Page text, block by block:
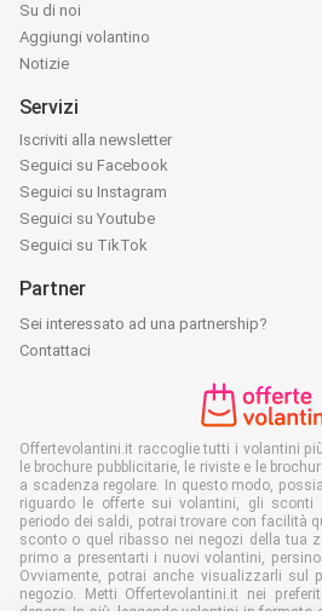
Su di noi
Aggiungi volantino
Notizie
Servizi
Iscriviti alla newsletter
Seguici su Facebook
Seguici su Instagram
Seguici su Youtube
Seguici su TikTok
Partner
Sei interessato ad una partnership?
Contattaci
Offertevolantini.it raccoglie tutti i volantini
le brochure pubblicitarie, le riviste e le
a scadenza regolare. In questo modo,
riguardo le offerte sui volantini, gli sconti
periodo dei saldi, potrai trovare con facilità
sconto o quel ribasso nei negozi della tua
primo a presentarti i nuovi volantini,
Ovviamente, potrai anche visualizzarli sul
negozio. Metti Offertevolantini.it nei
denaro. In più, leggendo volantini in formato